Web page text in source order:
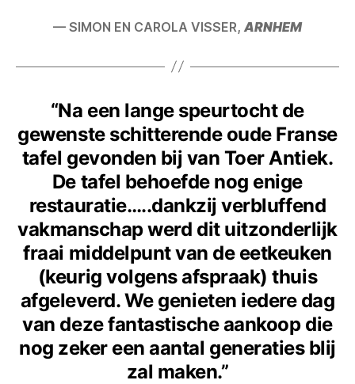
— SIMON EN CAROLA VISSER, ARNHEM
“Na een lange speurtocht de
gewenste schitterende oude Franse
tafel gevonden bij van Toer Antiek.
De tafel behoefde nog enige
restauratie…..dankzij verbluffend
vakmanschap werd dit uitzonderlijk
fraai middelpunt van de eetkeuken
(keurig volgens afspraak) thuis
afgeleverd. We genieten iedere dag
van deze fantastische aankoop die
nog zeker een aantal generaties blij
zal maken.”